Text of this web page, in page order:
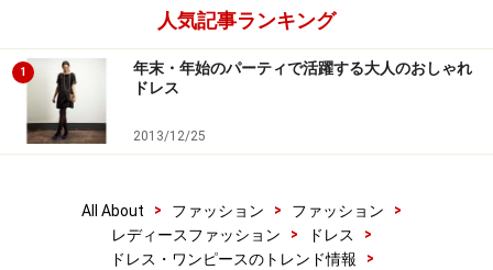
人気記事ランキング
1
年末・年始のパーティで活躍する大人のおしゃれ
ドレス
2013/12/25
All About > ファッション > ファッション
>
レディースファッション
> ドレス
>
ドレス・ワンピースのトレンド情報
>